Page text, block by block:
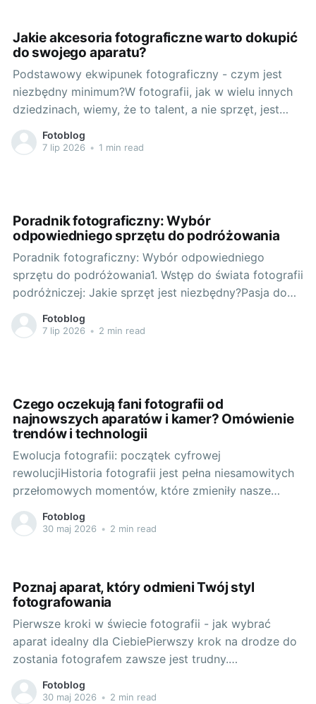
Jakie akcesoria fotograficzne warto dokupić
do swojego aparatu?
Podstawowy ekwipunek fotograficzny - czym jest
niezbędny minimum?W fotografii, jak w wielu innych
dziedzinach, wiemy, że to talent, a nie sprzęt, jest
kluczowy. Jednak odpowiedni ekwipunek może
pomóc nam w pełni wykorzystać nasze umiejętności i
Fotoblog
7 lip 2026 • 1 min read
Poradnik fotograficzny: Wybór
odpowiedniego sprzętu do podróżowania
Poradnik fotograficzny: Wybór odpowiedniego
sprzętu do podróżowania1. Wstęp do świata fotografii
podróżniczej: Jakie sprzęt jest niezbędny?Pasja do
fotografii towarzyszy wielu z nas podczas podróży.
Pozwala nie tylko zatrzymać w kadrze
Fotoblog
7 lip 2026 • 2 min read
Czego oczekują fani fotografii od
najnowszych aparatów i kamer? Omówienie
trendów i technologii
Ewolucja fotografii: początek cyfrowej
rewolucjiHistoria fotografii jest pełna niesamowitych
przełomowych momentów, które zmieniły nasze
postrzeganie i dokumentowanie świata. Od prostej
komórki ciemnej, poprzez kliszę filmową, po
doskonałości w obrazie. Najważniejszym punktem tej
ewolucji była niewątpliwie cyfryzacja
Fotoblog
30 maj 2026 • 2 min read
Poznaj aparat, który odmieni Twój styl
fotografowania
Pierwsze kroki w świecie fotografii - jak wybrać
aparat idealny dla CiebiePierwszy krok na drodze do
zostania fotografem zawsze jest trudny.
Zastanawiasz się, w który sprzęt inwestować, jaki
model aparatów wybrać, który będzie spełniał Twoje
Fotoblog
30 maj 2026 • 2 min read